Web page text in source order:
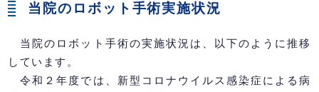
当院のロボット手術実施状況
当院のロボット手術の実施状況は、以下のように推移
しています。
令和２年度では、新型コロナウイルス感染症による病